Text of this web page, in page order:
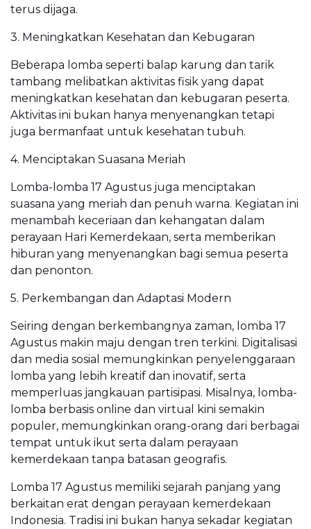
terus dijaga.
3. Meningkatkan Kesehatan dan Kebugaran
Beberapa lomba seperti balap karung dan tarik
tambang melibatkan aktivitas fisik yang dapat
meningkatkan kesehatan dan kebugaran peserta.
Aktivitas ini bukan hanya menyenangkan tetapi
juga bermanfaat untuk kesehatan tubuh.
4. Menciptakan Suasana Meriah
Lomba-lomba 17 Agustus juga menciptakan
suasana yang meriah dan penuh warna. Kegiatan ini
menambah keceriaan dan kehangatan dalam
perayaan Hari Kemerdekaan, serta memberikan
hiburan yang menyenangkan bagi semua peserta
dan penonton.
5. Perkembangan dan Adaptasi Modern
Seiring dengan berkembangnya zaman, lomba 17
Agustus makin maju dengan tren terkini. Digitalisasi
dan media sosial memungkinkan penyelenggaraan
lomba yang lebih kreatif dan inovatif, serta
memperluas jangkauan partisipasi. Misalnya, lomba-
lomba berbasis online dan virtual kini semakin
populer, memungkinkan orang-orang dari berbagai
tempat untuk ikut serta dalam perayaan
kemerdekaan tanpa batasan geografis.
Lomba 17 Agustus memiliki sejarah panjang yang
berkaitan erat dengan perayaan kemerdekaan
Indonesia. Tradisi ini bukan hanya sekadar kegiatan